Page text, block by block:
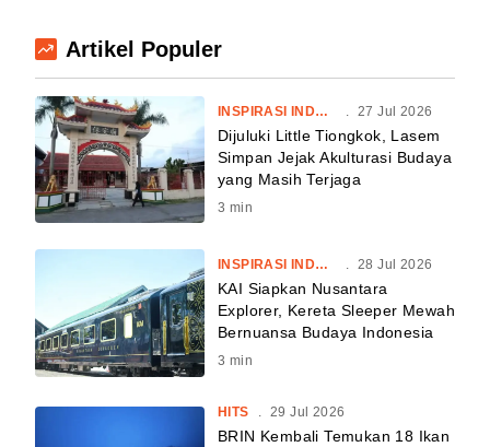
Artikel Populer
INSPIRASI INDONESIA . 27 Jul 2026
Dijuluki Little Tiongkok, Lasem
Simpan Jejak Akulturasi Budaya
yang Masih Terjaga
3 min
INSPIRASI INDONESIA . 28 Jul 2026
KAI Siapkan Nusantara
Explorer, Kereta Sleeper Mewah
Bernuansa Budaya Indonesia
3 min
HITS 29 Jul 2026
BRIN Kembali Temukan 18 Ikan